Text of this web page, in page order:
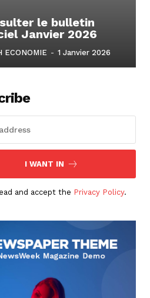
le bulletin
Janvier 2026
ECONOMIE - 1 Janvier 2026
I WANT IN
and accept the Privacy Policy.